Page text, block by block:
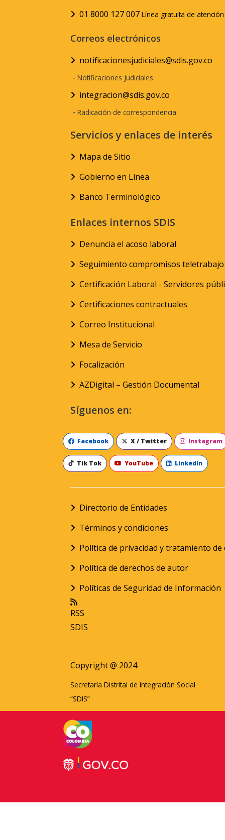
01 8000 127 007 Línea gratuita de
Correos electrónicos
notificacionesjudiciales@sdis.gov.co
- Notificaciones Judiciales
integracion@sdis.gov.co
- Radicación de correspondencia
Servicios y enlaces de interés
Mapa de Sitio
Gobierno en Línea
Banco Terminológico
Enlaces internos SDIS
Denuncia el acoso laboral
Seguimiento compromisos teletrabajo
Certificación Laboral - Servidores
Certificaciones contractuales
Correo Institucional
Mesa de Servicio
Focalización
AZDigital – Gestión Documental
Síguenos en:
Facebook X / Twitter Instagram
Tik Tok YouTube Linkedin
Directorio de Entidades
Términos y condiciones
Política de privacidad y tratamiento
Política de derechos de autor
Políticas de Seguridad de Información
RSS
SDIS
Copyright @ 2024
Secretaría Distrital de Integración Social
“SDIS”